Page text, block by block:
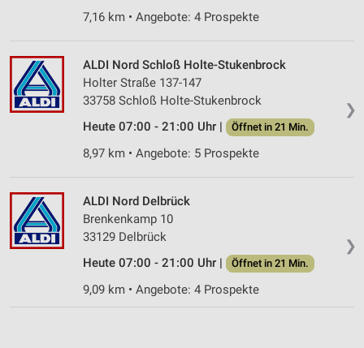
7,16 km • Angebote: 4 Prospekte
❯
ALDI Nord Schloß Holte-Stukenbrock
Holter Straße 137-147
33758 Schloß Holte-Stukenbrock
Heute 07:00 - 21:00 Uhr |
Öffnet in 21 Min.
8,97 km • Angebote: 5 Prospekte
❯
ALDI Nord Delbrück
Brenkenkamp 10
33129 Delbrück
Heute 07:00 - 21:00 Uhr |
Öffnet in 21 Min.
9,09 km • Angebote: 4 Prospekte